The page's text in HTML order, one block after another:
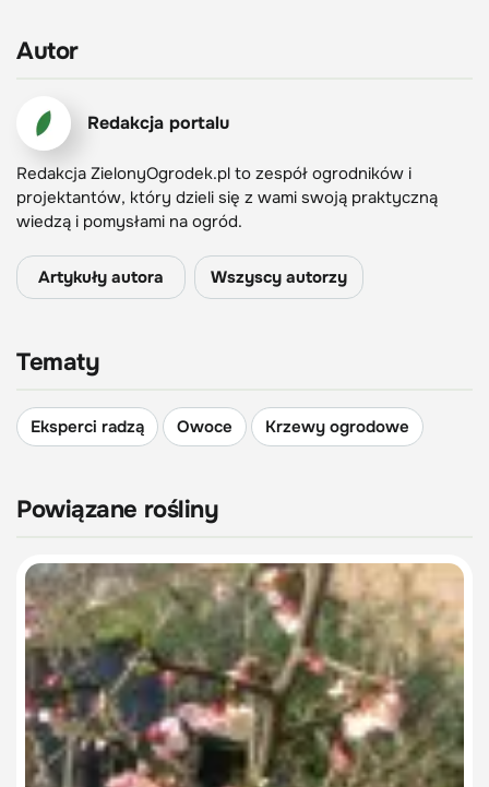
Autor
Redakcja portalu
Redakcja ZielonyOgrodek.pl to zespół ogrodników i
projektantów, który dzieli się z wami swoją praktyczną
wiedzą i pomysłami na ogród.
Artykuły autora Wszyscy autorzy
Tematy
Eksperci radzą Owoce Krzewy ogrodowe
Powiązane rośliny